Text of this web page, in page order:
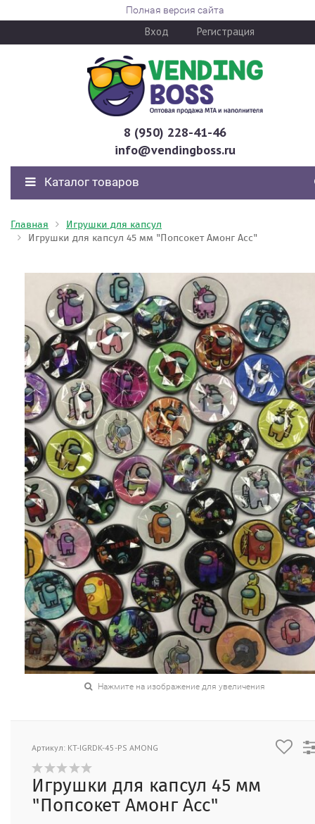
Полная версия сайта
Вход Регистрация
8 (950) 228-41-46
info@vendingboss.ru
Каталог товаров
Главная
Игрушки для капсул
Игрушки для капсул 45 мм "Попсокет Амонг Асс"
Нажмите на изображение для увеличения
Артикул: KT-IGRDK-45-PS AMONG
Игрушки для капсул 45 мм
"Попсокет Амонг Асс"